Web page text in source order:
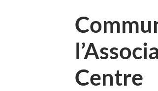
Centre